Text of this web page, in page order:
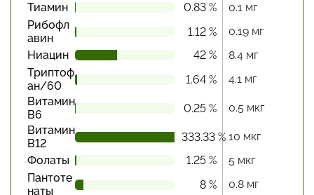
Тиамин
0.83 %
0.1 мг
Рибофл
авин
1.12 %
0.19 мг
Ниацин
42 %
8.4 мг
Триптоф
ан/60
1.64 %
4.1 мг
Витамин
В6
0.25 %
0.5 мкг
Витамин
В12
333.33 % 10 мкг
Фолаты
1.25 %
5 мкг
Пантоте
наты
8 % 0.8 мг